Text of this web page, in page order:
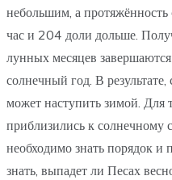
небольшим, а
час и 204 доли дольше.
лунных месяцев
солнечный год. В результате,
может наступить зимой.
приблизились к солнечному
необходимо знать порядок и
знать, выпадет ли Песах